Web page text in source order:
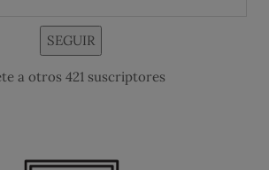
SEGUIR
a otros 421 suscriptores